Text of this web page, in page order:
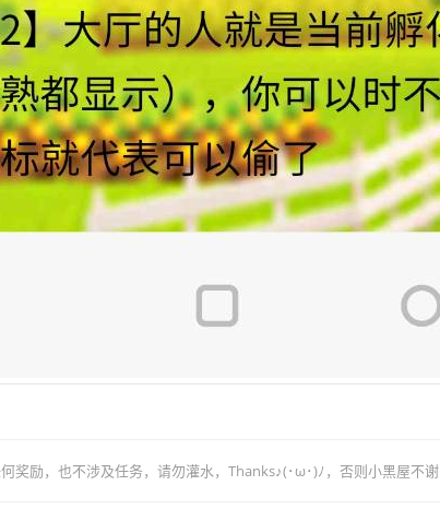
奖励，也不涉及任务，请勿灌水，Thanks♪(･ω･)ﾉ，否则小黑屋不谢